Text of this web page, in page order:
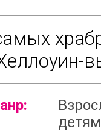
детям